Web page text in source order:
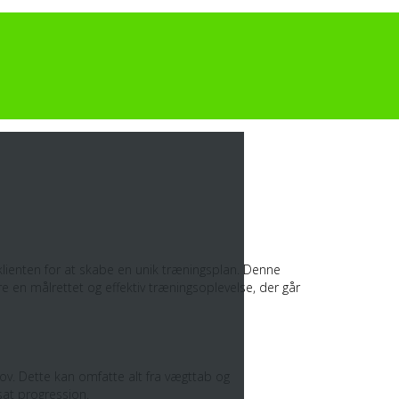
for at skabe en unik træningsplan. Denne
en målrettet og effektiv træningsoplevelse, der går
Dette kan omfatte alt fra vægttab og
progression.